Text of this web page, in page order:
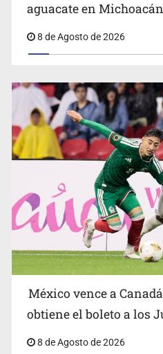
EU reanudará este sábado
Michoacán
aguacate en Michoacán
8 de Agosto de 2026
México vence a
obtiene el boleto a los
8 de Agosto de 2026